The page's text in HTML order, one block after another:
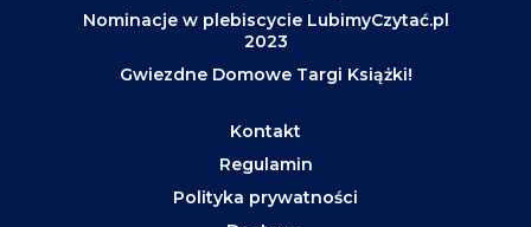
Nominacje w plebiscycie LubimyCzytać.pl
2023
Gwiezdne Domowe Targi Książki!
Kontakt
Regulamin
Polityka prywatności